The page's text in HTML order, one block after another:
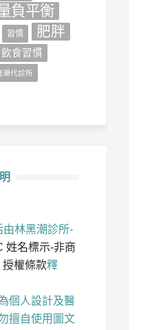
負平衡
習慣 肥胖
飲食習慣
潮代診所
由林黑潮診所-
姓名標示-非商
授權條款釋
個人設計及醫
擅自使用圖文